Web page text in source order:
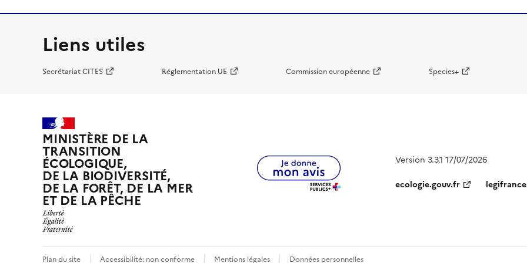
Liens utiles
Secrétariat CITES Réglementation UE Commission européenne Species+
MINISTÈRE DE LA
TRANSITION
ÉCOLOGIQUE,
DE LA BIODIVERSITÉ,
DE LA FORÊT, DE LA MER
ET DE LA PÊCHE
Version 3.3.1 17/07/2026
ecologie.gouv.fr
Plan du site Accessibilité: non conforme Mentions légales Données personnelles